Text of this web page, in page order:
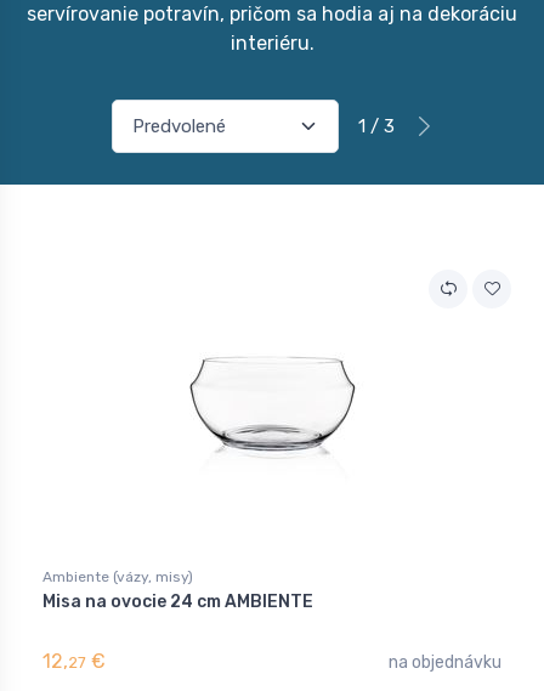
servírovanie potravín, pričom sa hodia aj na dekoráciu
interiéru.
1 / 3
Ambiente (vázy, misy)
Misa na ovocie 24 cm AMBIENTE
12,27 € na objednávku